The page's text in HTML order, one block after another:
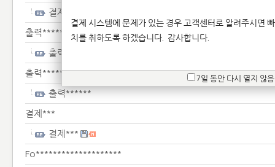
결제***
출력******
출력******
출력******
출력******
결제***
결제***
Fo********************
결제 시스템에 문제가 있는 경우 고객센터로 알려주시면
치를 취하도록 하겠습니다. 감사합니다.
7일 동안 다시 열지 않음